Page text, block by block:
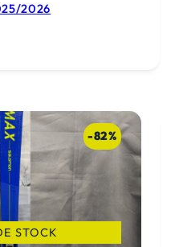
2026
-82%
STOCK